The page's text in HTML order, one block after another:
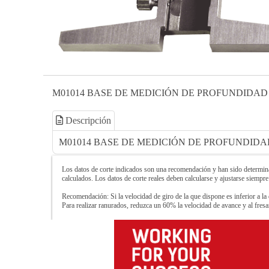
M01014 BASE DE MEDICIÓN DE
Descripción
M01014 BASE DE MEDICIÓN DE
Los datos de corte indicados son una recomendación y han sido
calculados. Los datos de corte reales deben calcularse y ajustarse
Recomendación: Si la velocidad de giro de la que dispone es inferior a
Para realizar ranurados, reduzca un 60% la velocidad de avance y al